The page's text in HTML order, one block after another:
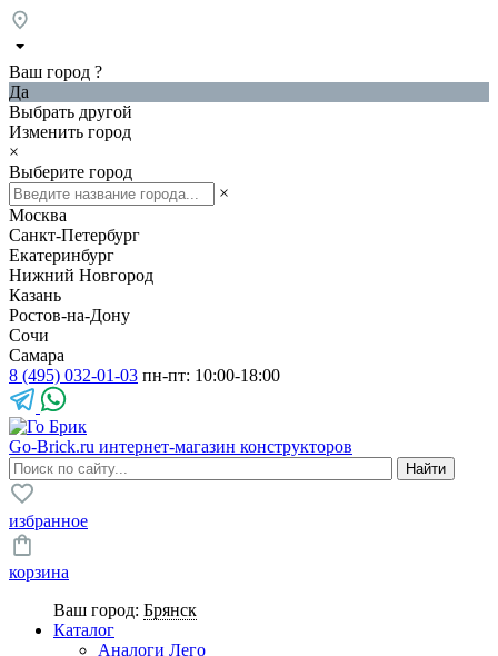
Ваш город ?
Да
Выбрать другой
Изменить город
×
Выберите город
×
Москва
Санкт-Петербург
Екатеринбург
Нижний Новгород
Казань
Ростов-на-Дону
Сочи
Самара
8 (495) 032-01-03 пн-пт: 10:00-18:00
Go-Brick.ru интернет-магазин конструкторов
избранное
корзина
Ваш город: Брянск
Каталог
Аналоги Лего